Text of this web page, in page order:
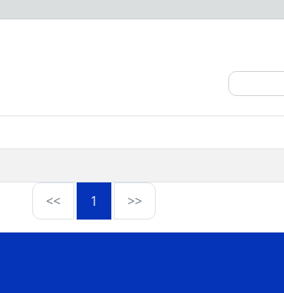
<< 1 >>